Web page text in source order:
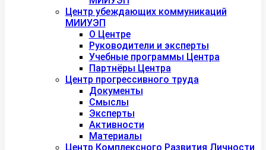
Центр убеждающих коммуникаций
МИИУЭП
О Центре
Руководители и эксперты
Учебные программы Центра
Партнёры Центра
Центр прогрессивного труда
Документы
Смыслы
Эксперты
Активности
Материалы
Центр Комплексного Развития Личности